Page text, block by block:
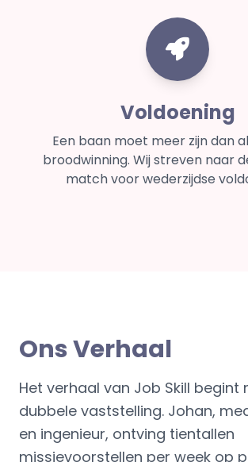
Voldoening
Een baan moet meer zijn dan
broodwinning. Wij streven naar
match voor wederzijdse
Ons Verhaal
Het verhaal van Job Skill begint
dubbele vaststelling. Johan,
en ingenieur, ontving tientallen
missievoorstellen per week op